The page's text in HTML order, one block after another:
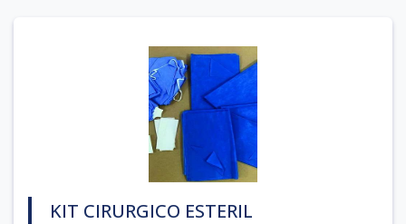
KIT CIRURGICO ESTERIL